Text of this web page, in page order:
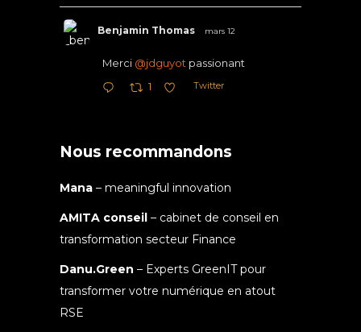
Benjamin Thomas mars 12
Merci @jdguyot passionant
1 Twitter
Nous recommandons
Mana – meaningful innovation
AMITA conseil – cabinet de conseil en
transformation secteur Finance
Danu.Green – Experts GreenIT pour
transformer votre numérique en atout
RSE